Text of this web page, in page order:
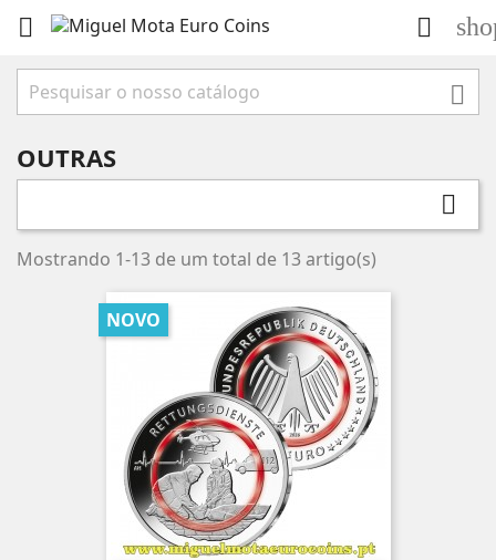
 

OUTRAS

Mostrando 1-13 de um total de 13 artigo(s)
NOVO